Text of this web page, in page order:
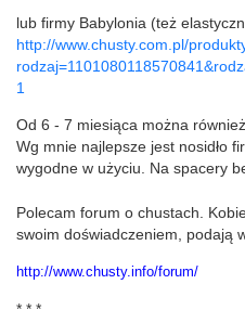
lub firmy Babylonia (też
http://www.chusty.com.pl/
1
Od 6 - 7 miesiąca można
Wg mnie najlepsze jest nosidło
wygodne w użyciu. Na spacery
Polecam forum o chustach.
swoim doświadczeniem, podają
http://www.chusty.info/forum/